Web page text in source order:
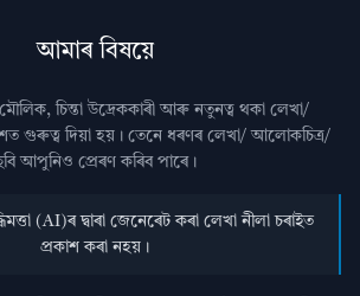
আমাৰ বিষয়ে
মৌলিক, চিন্তা উদ্রেককাৰী আৰু নতুনত্ব থকা লেখা/
গুৰুত্ব দিয়া হয়। তেনে ধৰণৰ লেখা/ আলোকচিত্ৰ/
আপুনিও প্রেৰণ কৰিব পাৰে।
(AI)ৰ দ্বাৰা জেনেৰেট কৰা লেখা নীলা চৰাইত
প্ৰকাশ কৰা নহয়।